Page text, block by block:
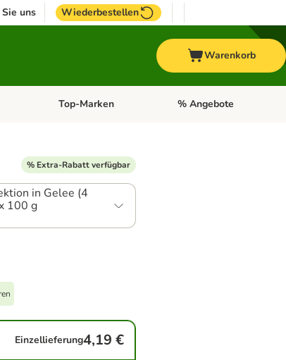
uns Wiederbestellen
Warenkorb
Menü öffnen: VogelKategorie-Menü öffnen: Pferd
Top-Marken Kategorie-Menü öffnen:
% Angebote
% Extra-Rabatt verfügbar
in Gelee (4
100 g
Einzellieferung4,19 €